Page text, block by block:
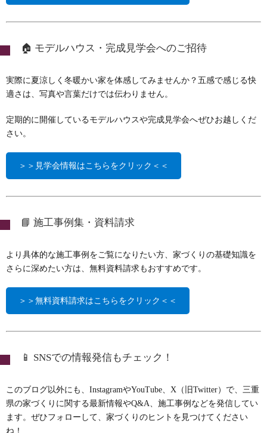
🏠 モデルハウス・完成見学会へのご招待
実際に夏涼しく冬暖かい家を体感してみませんか？五感で感じる快
適さは、写真や言葉だけでは伝わりません。
定期的に開催しているモデルハウスや完成見学会へぜひお越しくだ
さい。
＞＞見学会情報はこちらをクリック＜＜
📘 施工事例集・資料請求
より具体的な施工事例をご覧になりたい方、家づくりの基礎知識を
さらに深めたい方は、無料資料請求もおすすめです。
＞＞無料資料請求はこちらをクリック＜＜
📱 SNSでの情報発信もチェック！
このブログ以外にも、InstagramやYouTube、X（旧Twitter）で、三重
県の家づくりに関する最新情報やQ&A、施工事例などを発信してい
ます。ぜひフォローして、家づくりのヒントを見つけてください
ね！